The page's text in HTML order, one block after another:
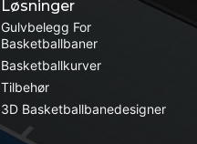
Løsninger
Gulvbelegg For
Basketballbaner
Basketballkurver
Tilbehør
3D Basketballbanedesigner